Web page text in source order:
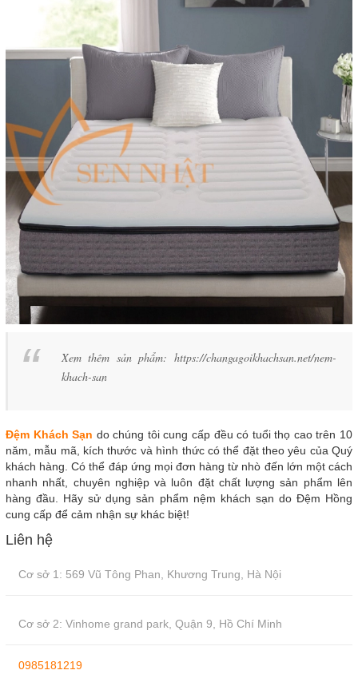
Xem thêm sản phẩm: https://changagoikhachsan.net/nem-
khach-san
Đệm Khách Sạn do chúng tôi cung cấp đều có tuổi thọ cao trên 10
năm, mẫu mã, kích thước và hình thức có thể đặt theo yêu của Quý
khách hàng. Có thể đáp ứng mọi đơn hàng từ nhò đến lớn một cách
nhanh nhất, chuyên nghiệp và luôn đặt chất lượng sản phẩm lên
hàng đầu. Hãy sử dụng sản phẩm nệm khách sạn do Đệm Hồng
cung cấp để cảm nhận sự khác biệt!
Liên hệ
Cơ sở 1: 569 Vũ Tông Phan, Khương Trung, Hà Nội
Cơ sở 2: Vinhome grand park, Quận 9, Hồ Chí Minh
0985181219